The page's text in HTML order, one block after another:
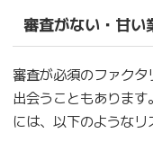
審査がない・甘い
審査が必須のファク
出会うこともありま
には、以下のようなリ